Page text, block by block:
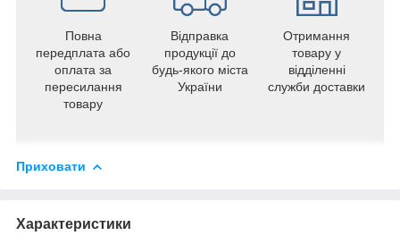
Повна
передплата або
оплата за
пересилання
товару
Відправка
продукції до
будь-якого міста
України
Отримання
товару у
відділенні
служби доставки
Приховати
Характеристики